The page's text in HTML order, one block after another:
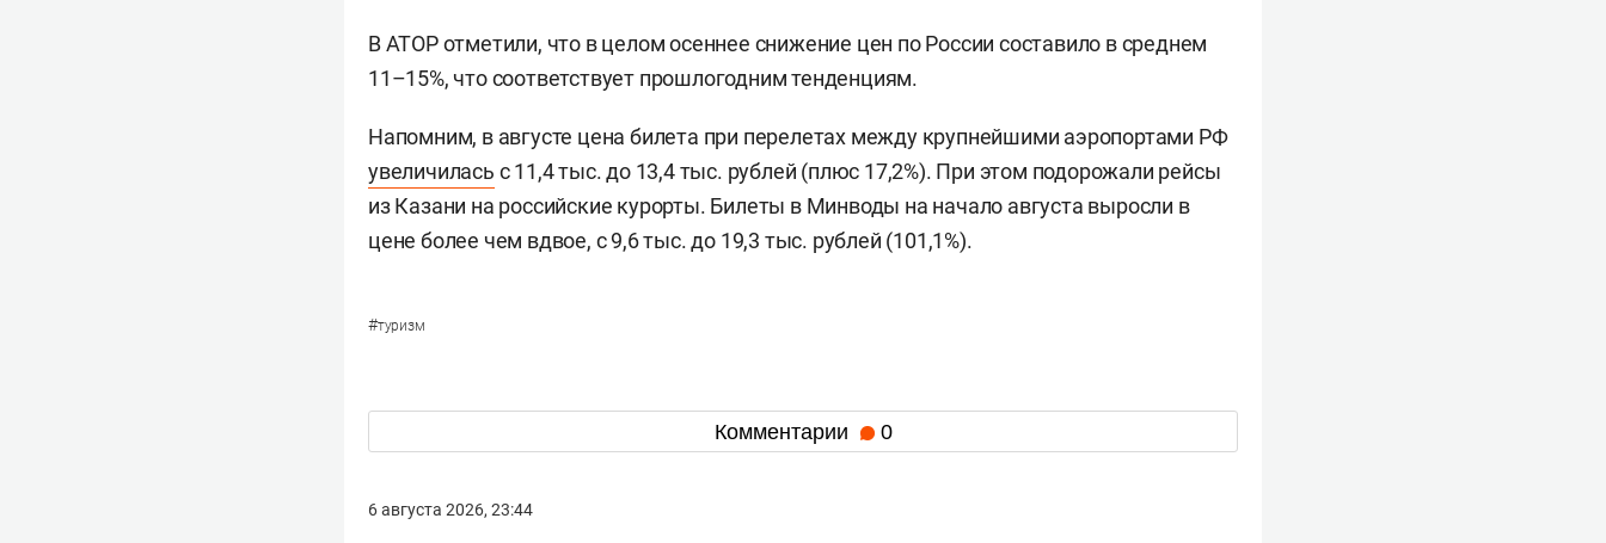
В АТОР отметили, что в целом осеннее снижение цен по России составило в среднем
11–15%, что соответствует прошлогодним тенденциям.
Напомним, в августе цена билета при перелетах между крупнейшими аэропортами РФ
увеличилась с 11,4 тыс. до 13,4 тыс. рублей (плюс 17,2%). При этом подорожали рейсы
из Казани на российские курорты. Билеты в Минводы на начало августа выросли в
цене более чем вдвое, с 9,6 тыс. до 19,3 тыс. рублей (101,1%).
#туризм
Комментарии 0
6 августа 2026, 23:44